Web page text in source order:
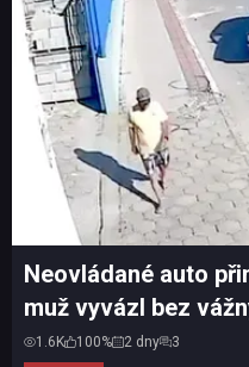
Neovládané auto
muž vyvázl bez
1.6K 100% 2 dny 3